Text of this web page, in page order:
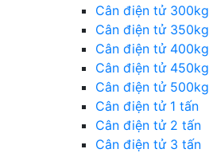
Cân điện tử 300kg
Cân điện tử 350kg
Cân điện tử 400kg
Cân điện tử 450kg
Cân điện tử 500kg
Cân điện tử 1 tấn
Cân điện tử 2 tấn
Cân điện tử 3 tấn